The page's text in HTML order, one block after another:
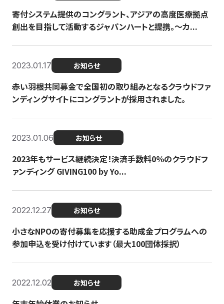
寄付システム提供のコングラント、アジアの高度医療拠点
創出を目指して活動するジャパンハートと提携。〜カ...
2023.01.17 お知らせ
赤い羽根共同募金で全国初の取り組みとなるクラウドファ
ンディングサイトにコングラントが採用されました。
2023.01.06 お知らせ
2023年もサービス継続決定！決済手数料0％のクラウドフ
ァンディング GIVING100 by Yo...
2022.12.27 お知らせ
小さなNPOの寄付募集を応援する助成金プログラムへの
参加申込を受け付けています（最大100団体採択）
2022.12.02 お知らせ